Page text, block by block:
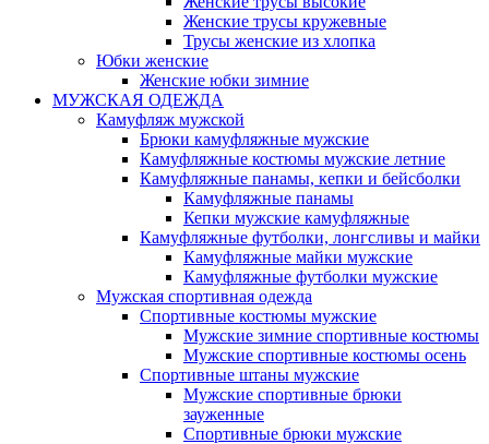
Женские трусы кружевные
Трусы женские из хлопка
Юбки женские
Женские юбки зимние
МУЖСКАЯ ОДЕЖДА
Камуфляж мужской
Брюки камуфляжные мужские
Камуфляжные костюмы мужские летние
Камуфляжные панамы, кепки и бейсболки
Камуфляжные панамы
Кепки мужские камуфляжные
Камуфляжные футболки, лонгсливы и майки
Камуфляжные майки мужские
Камуфляжные футболки мужские
Мужская спортивная одежда
Спортивные костюмы мужские
Мужские зимние спортивные костюмы
Мужские спортивные костюмы осень
Спортивные штаны мужские
Мужские спортивные брюки
зауженные
Спортивные брюки мужские